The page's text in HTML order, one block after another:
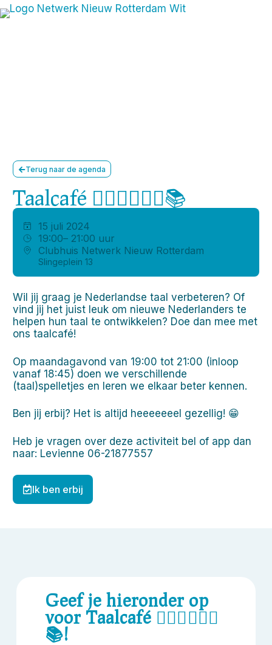
Terug naar de agenda
Taalcafé 🙋🏽‍♀️🧏🏼‍♂️📚
15 juli 2024
19:00– 21:00 uur
Clubhuis Netwerk Nieuw Rotterdam
Slingeplein 13
Wil jij graag je Nederlandse taal verbeteren? Of
vind jij het juist leuk om nieuwe Nederlanders te
helpen hun taal te ontwikkelen? Doe dan mee met
ons taalcafé!
Op maandagavond van 19:00 tot 21:00 (inloop
vanaf 18:45) doen we verschillende
(taal)spelletjes en leren we elkaar beter kennen.
Ben jij erbij? Het is altijd heeeeeeel gezellig! 😁
Heb je vragen over deze activiteit bel of app dan
naar: Levienne 06-21877557
Ik ben erbij
Geef je hieronder op
voor Taalcafé 🙋🏽‍♀️🧏🏼‍♂️
📚!